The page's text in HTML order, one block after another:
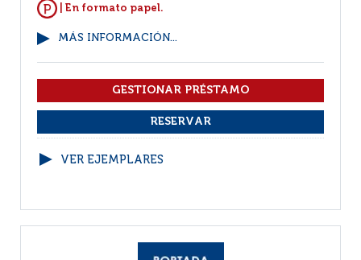
| En formato papel.
MÁS INFORMACIÓN...
VER EJEMPLARES